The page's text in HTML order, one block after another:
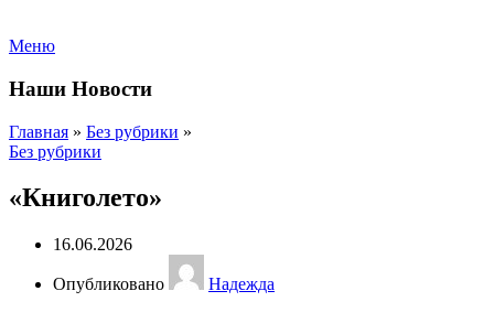
Меню
Наши Новости
Главная » Без рубрики »
Без рубрики
«Книголето»
16.06.2026
Опубликовано Надежда